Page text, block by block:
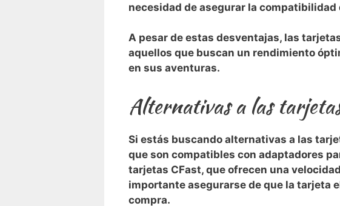
necesidad de asegurar la compatibilidad
A‌ pesar de estas desventajas, las
aquellos que buscan un rendimiento
en⁣ sus aventuras.
Alternativas‌ a las
Si‍ estás buscando alternativas a las
que son compatibles con adaptadores
tarjetas CFast, que ofrecen una
importante ⁤asegurarse de que ​la ​tarjeta
compra.